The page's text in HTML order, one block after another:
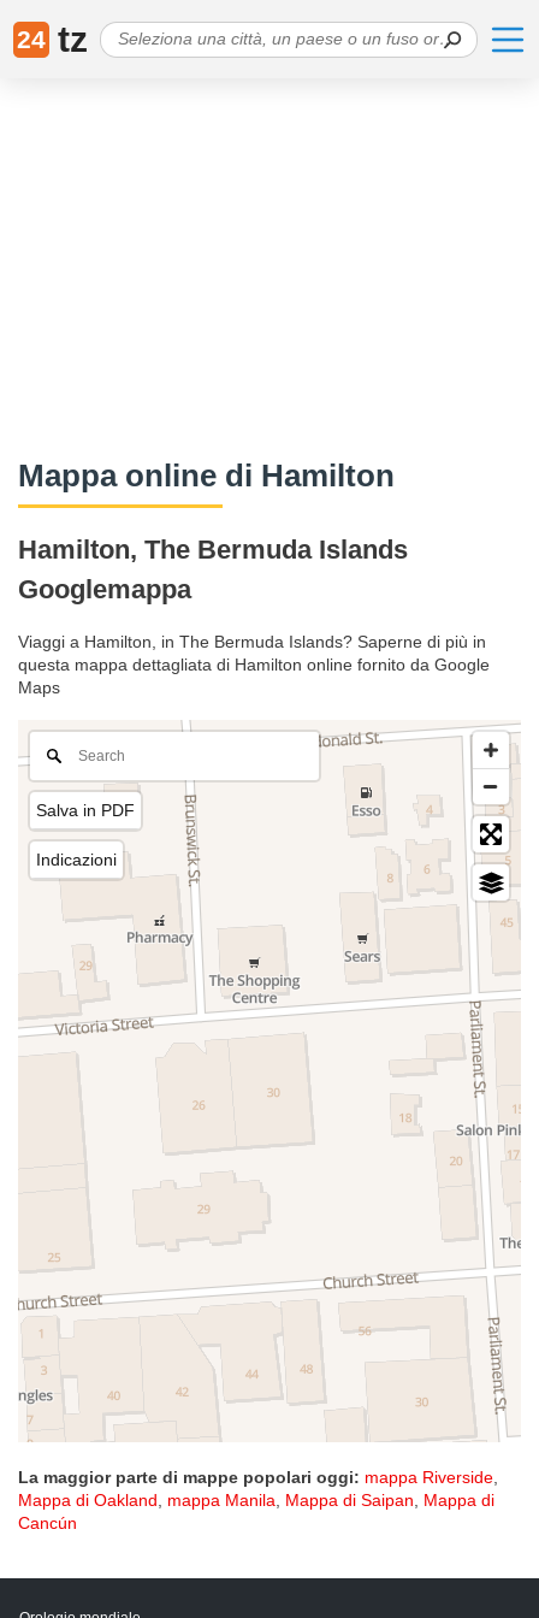
24 tz
Mappa online di Hamilton
Hamilton, The Bermuda Islands
Googlemappa
Viaggi a Hamilton, in The Bermuda Islands? Saperne di più in
questa mappa dettagliata di Hamilton online fornito da Google
Maps
Salva in PDF
Indicazioni
La maggior parte di mappe popolari oggi: mappa Riverside,
Mappa di Oakland, mappa Manila, Mappa di Saipan, Mappa di
Cancún